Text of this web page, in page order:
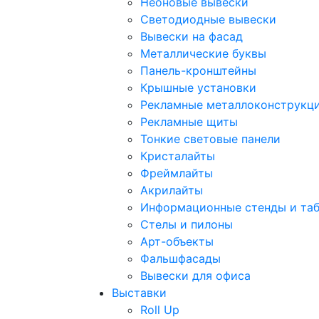
Светодиодные вывески
Вывески на фасад
Металлические буквы
Панель-кронштейны
Крышные установки
Рекламные
Рекламные щиты
Тонкие световые панели
Кристалайты
Фреймлайты
Акрилайты
Информационные стенды и
Стелы и пилоны
Арт-объекты
Фальшфасады
Вывески для офиса
Выставки
Roll Up